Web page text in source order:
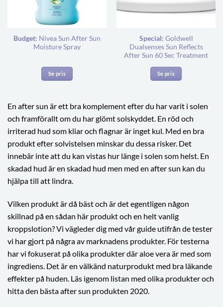
Budget: Nivea Sun After Sun
Moisture Spray
Se pris
Special: Goldwell
Dualsenses Sun Reflects
After Sun 60 Sec Treatment
Se pris
En after sun är ett bra komplement efter du har varit i solen
och framförallt om du har glömt solskyddet. En röd och
irriterad hud som kliar och flagnar är inget kul. Med en bra
produkt efter solvistelsen minskar du dessa risker. Det
innebär inte att du kan vistas hur länge i solen som helst. En
skadad hud är en skadad hud men med en after sun kan du
hjälpa till att lindra.
Vilken produkt är då bäst och är det egentligen någon
skillnad på en sådan här produkt och en helt vanlig
kroppslotion? Vi vägleder dig med vår guide utifrån de tester
vi har gjort på några av marknadens produkter. För testerna
har vi fokuserat på olika produkter där aloe vera är med som
ingrediens. Det är en välkänd naturprodukt med bra läkande
effekter på huden. Läs igenom listan med olika produkter och
hitta den bästa after sun produkten 2020.